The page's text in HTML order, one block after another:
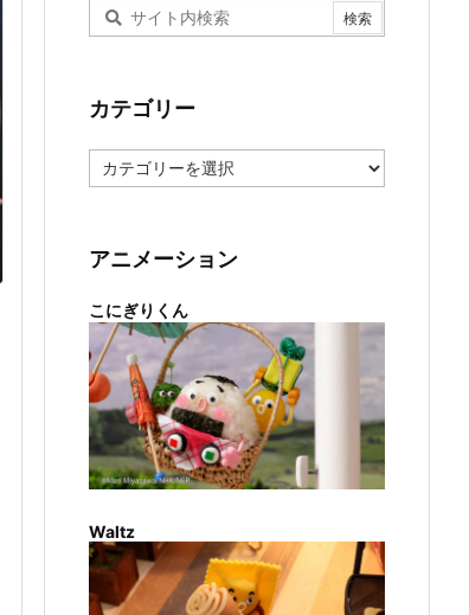
カテゴリー
テ
ー
アニメーション
こにぎりくん
Waltz